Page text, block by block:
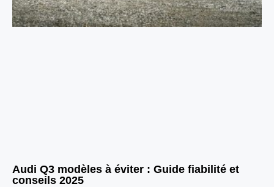
Audi Q3 modèles à éviter : Guide fiabilité et
conseils 2025